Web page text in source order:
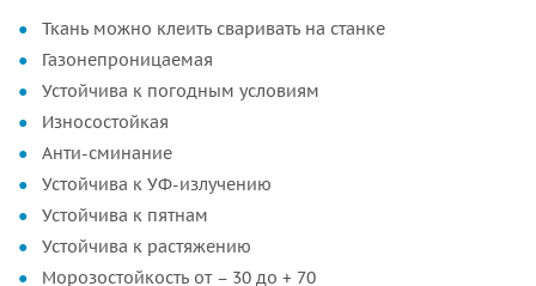
Ткань можно клеить сваривать на станке
Газонепроницаемая
Устойчива к погодным условиям
Износостойкая
Анти-сминание
Устойчива к УФ-излучению
Устойчива к пятнам
Устойчива к растяжению
Морозостойкость от – 30 до + 70